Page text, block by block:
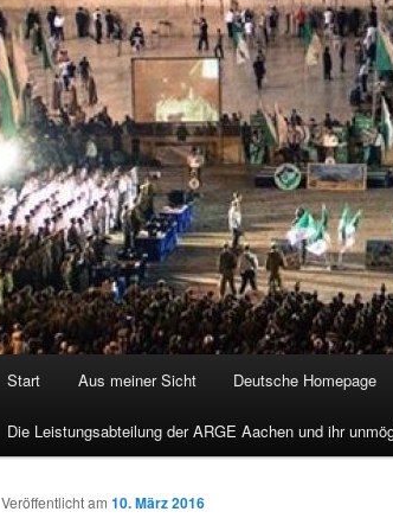
Start Aus meiner Sicht Deutsche Homepage
Die Leistungsabteilung der ARGE Aachen und ihr
Veröffentlicht am 10. März 2016